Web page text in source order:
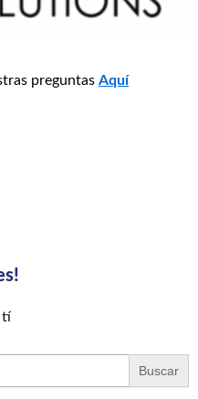
preguntas Aquí
tí